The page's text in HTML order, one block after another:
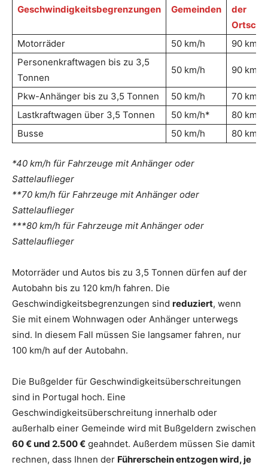
Geschwindigkeitsbegrenzungen Gemeinden
der
Motorräder
50 km/h
90 km/h
Personenkraftwagen bis zu 3,5
Tonnen
50 km/h 90 km/h
Pkw-Anhänger bis zu 3,5 Tonnen 50 km/h
70 km/h
Lastkraftwagen über 3,5 Tonnen
50 km/h*
80 km/
Busse
50 km/h 80 km/h
*40 km/h für Fahrzeuge mit Anhänger oder
Sattelauflieger
**70 km/h für Fahrzeuge mit Anhänger oder
Sattelauflieger
***80 km/h für Fahrzeuge mit Anhänger oder
Sattelauflieger
Motorräder und Autos bis zu 3,5 Tonnen dürfen auf der
Autobahn bis zu 120 km/h fahren. Die
Geschwindigkeitsbegrenzungen sind reduziert, wenn
Sie mit einem Wohnwagen oder Anhänger unterwegs
sind. In diesem Fall müssen Sie langsamer fahren, nur
100 km/h auf der Autobahn.
Die Bußgelder für Geschwindigkeitsüberschreitungen
sind in Portugal hoch. Eine
Geschwindigkeitsüberschreitung innerhalb oder
außerhalb einer Gemeinde wird mit Bußgeldern zwischen
60 € und 2.500 € geahndet. Außerdem müssen Sie damit
rechnen, dass Ihnen der Führerschein entzogen wird, je